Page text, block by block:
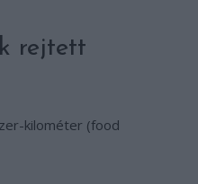
rejtett
kilométer (food